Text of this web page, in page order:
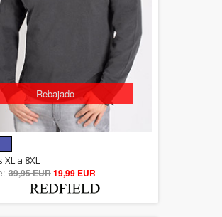
Rebajado
5.00
out of 5
XL a 8XL
39,95 EUR19,99 EUR